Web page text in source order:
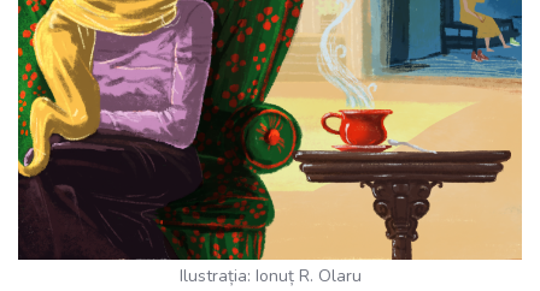
Ilustrația: Ionuț R. Olaru